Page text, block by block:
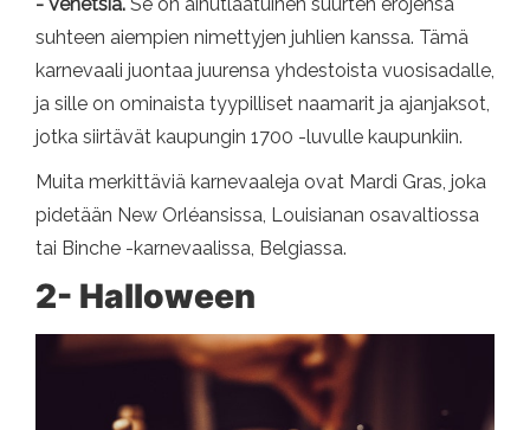
suhteen aiempien nimettyjen juhlien kanssa. Tämä
karnevaali juontaa juurensa yhdestoista vuosisadalle,
ja sille on ominaista tyypilliset naamarit ja ajanjaksot,
jotka siirtävät kaupungin 1700 -luvulle kaupunkiin.
Muita merkittäviä karnevaaleja ovat Mardi Gras, joka
pidetään New Orléansissa, Louisianan osavaltiossa
tai Binche -karnevaalissa, Belgiassa.
2- Halloween